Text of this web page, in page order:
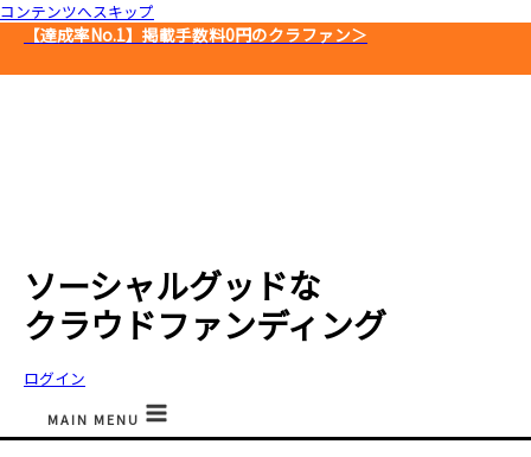
コンテンツへスキップ
【達成率No.1】 掲載手数料0円のクラファン＞
ソーシャルグッドな
クラウドファンディング
ログイン
MAIN MENU